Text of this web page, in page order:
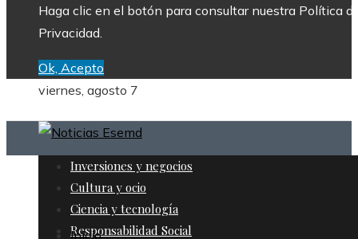
Haga clic en el botón para consultar nuestra Política
Privacidad.
Ok, Acepto
viernes, agosto 7
Inversiones y negocios
Cultura y ocio
Ciencia y tecnología
Responsabilidad Social
Inicio